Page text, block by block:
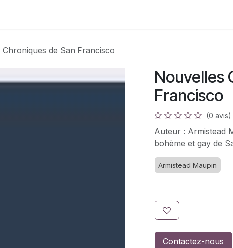
Chroniques de San Francisco
Nouvelles
Francisco
(0 avis)
Auteur : Armistead
bohème et gay de
Armistead Maupin
Contactez-nous